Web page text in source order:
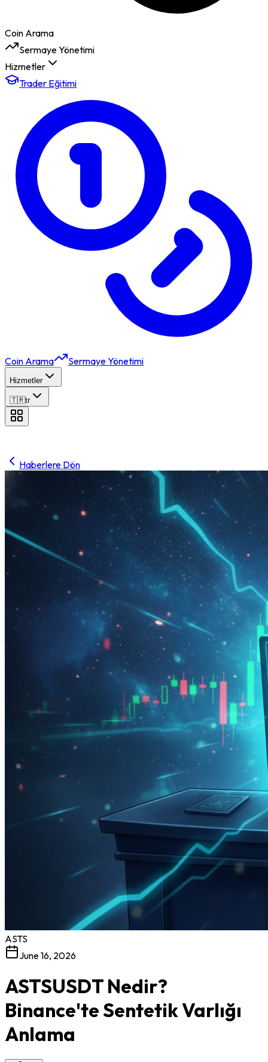
Coin Arama
Sermaye Yönetimi
Hizmetler
Trader Eğitimi
Coin Arama Sermaye Yönetimi
Hizmetler
🇹🇷tr
Haberlere Dön
ASTS
June 16, 2026
ASTSUSDT Nedir?
Binance'te Sentetik Varlığı
Anlama